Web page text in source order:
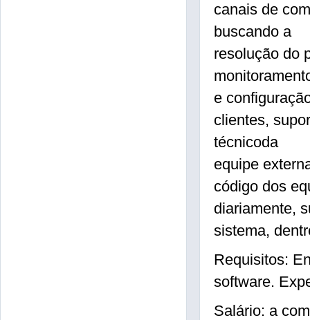
canais de
buscando a
resolução do
e
clientes,
técnicoda
equipe
código dos
diariamente,
sistema,
Requisitos:
software.
Salário: a